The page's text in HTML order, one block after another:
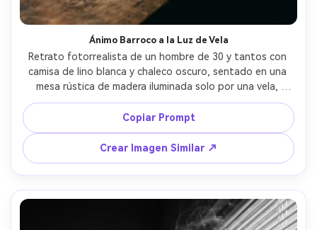
Ánimo Barroco a la Luz de Vela
Retrato fotorrealista de un hombre de 30 y tantos con
camisa de lino blanca y chaleco oscuro, sentado en una
mesa rústica de madera iluminada solo por una vela,
gotas de cera y resplandor cálido de la llama, fondo
sumido en la oscuridad, fuerte contraste de claroscuro
inspirado en pinturas barrocas, tomada con Canon R5
50mm f/1.2, encuadre de medio cuerpo, sombras
dramáticas en el rostro, detalle de poros de la piel,
reflejos cálidos, gradación cinematográfica --ar 4:5
Copiar Prompt
Crear Imagen Similar ↗